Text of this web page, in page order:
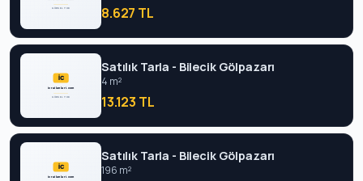
8.627 TL
Satılık Tarla - Bilecik Gölpazarı
4 m²
13.123 TL
Satılık Tarla - Bilecik Gölpazarı
196 m²